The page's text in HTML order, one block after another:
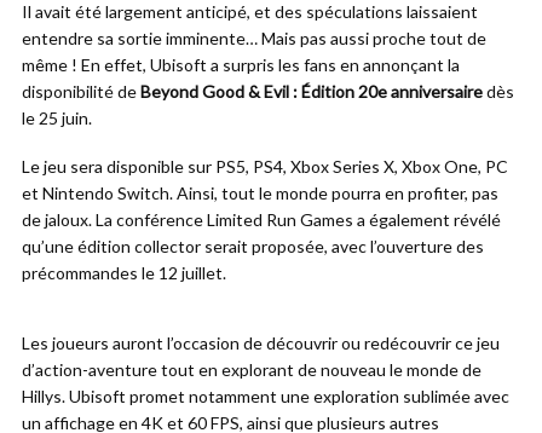
Il avait été largement anticipé, et des spéculations laissaient
entendre sa sortie imminente… Mais pas aussi proche tout de
même ! En effet, Ubisoft a surpris les fans en annonçant la
disponibilité deBeyond Good & Evil : Édition 20e anniversairedès
le 25 juin.
Le jeu sera disponible sur PS5, PS4, Xbox Series X, Xbox One, PC
et Nintendo Switch. Ainsi, tout le monde pourra en profiter, pas
de jaloux. La conférence Limited Run Games a également révélé
qu’une édition collector serait proposée, avec l’ouverture des
précommandes le 12 juillet.
Les joueurs auront l’occasion de découvrir ou redécouvrir ce jeu
d’action-aventure tout en explorant de nouveau le monde de
Hillys. Ubisoft promet notamment une exploration sublimée avec
un affichage en 4K et 60 FPS, ainsi que plusieurs autres